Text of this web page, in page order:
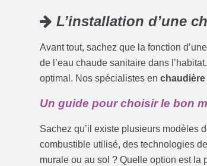
L’installation d’une
Avant tout, sachez que la fonction
de l’eau chaude sanitaire dans
optimal. Nos spécialistes enchaudière
Un guide pour choisir le bon
Sachez qu’il existe plusieurs modèles
combustible utilisé, des technologies
murale ou au sol ? Quelle option est la